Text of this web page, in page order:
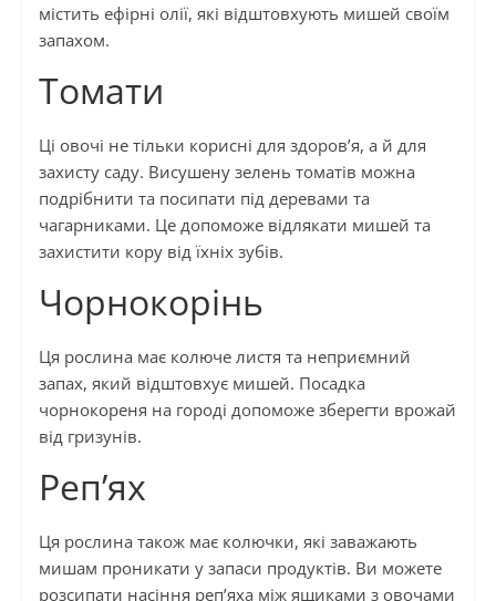
містить ефірні олії, які відштовхують мишей своїм
запахом.
Томати
Ці овочі не тільки корисні для здоров’я, а й для
захисту саду. Висушену зелень томатів можна
подрібнити та посипати під деревами та
чагарниками. Це допоможе відлякати мишей та
захистити кору від їхніх зубів.
Чорнокорінь
Ця рослина має колюче листя та неприємний
запах, який відштовхує мишей. Посадка
чорнокореня на городі допоможе зберегти врожай
від гризунів.
Реп’ях
Ця рослина також має колючки, які заважають
мишам проникати у запаси продуктів. Ви можете
розсипати насіння реп’яха між ящиками з овочами